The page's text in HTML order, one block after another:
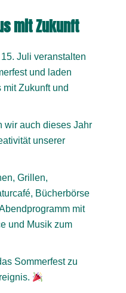
mit Zukunft
Juli veranstalten
und laden
Zukunft und
wir auch dieses Jahr
unserer
Grillen,
Bücherbörse
mit
und Musik zum
Sommerfest zu